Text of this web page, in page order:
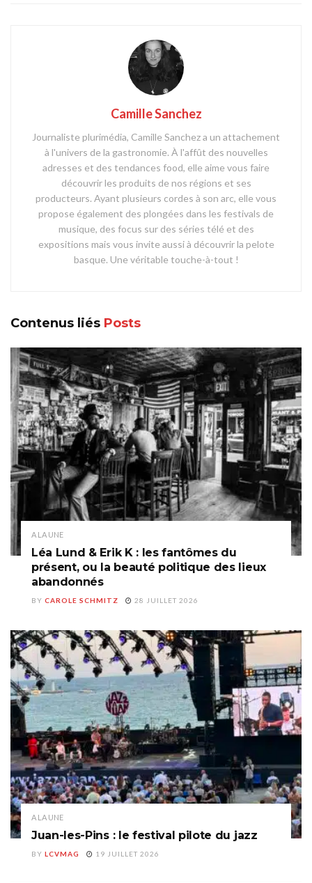
Camille Sanchez
Journaliste plurimédia, Camille Sanchez a un attachement
à l'univers de la gastronomie. À l'affût des nouvelles
adresses et des tendances food, elle aime vous faire
découvrir les produits de nos régions et ses
producteurs. Ayant plusieurs cordes à son arc, elle vous
propose également des plongées dans les festivals de
musique, des focus sur des séries télé et des
expositions mais vous invite aussi à découvrir la pelote
basque. Une véritable touche-à-tout !
Contenus liés Posts
A LA UNE
Léa Lund & Erik K : les fantômes du
présent, ou la beauté politique des lieux
abandonnés
BY CAROLE SCHMITZ 28 JUILLET 2026
A LA UNE
Juan-les-Pins : le festival pilote du jazz
BY LCVMAG 19 JUILLET 2026